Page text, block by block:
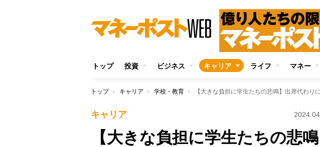
トップ 投資 ビジネス キャリア ライフ マネー
トップ キャリア 学校・教育
キャリア
【大きな負担に学生たちの悲